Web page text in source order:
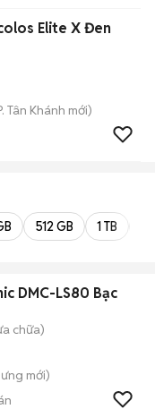
Elite X Đen
Tân Khánh mới)
512 GB 1 TB
DMC-LS80 Bạc
chữa)
mới)